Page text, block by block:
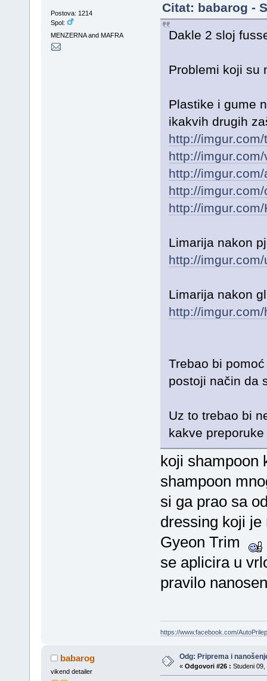
Postova: 1214
Spol:
MENZERNA and MAFRA
Citat: babarog -
Dakle 2 sloj
Problemi koji su
Plastike i gume
ikakvih drugih
http://
http://
http://
http://
http://
Limarija nakon
http://
Limarija nakon
http://
Trebao bi
postoji način da
Uz to trebao bi
kakve
koji shampoon
shampoon
si ga prao sa
dressing koji
Gyeon Trim
se aplicira u
pravilo
https://www.facebook.com/
babarog
vikend detailer
Odg: Priprema i
« Odgovori #26 : Studeni